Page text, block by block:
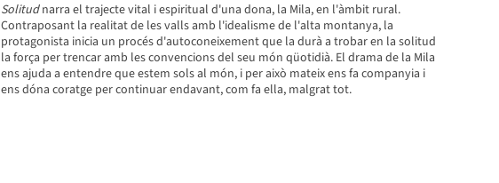
Solitudnarra el trajecte vital i espiritual d'una dona, la Mila, en l'àmbit rural.
Contraposant la realitat de les valls amb l'idealisme de l'alta montanya, la
protagonista inicia un procés d'autoconeixement que la durà a trobar en la solitud
la força per trencar amb les convencions del seu món qüotidià. El drama de la Mila
ens ajuda a entendre que estem sols al món, i per això mateix ens fa companyia i
ens dóna coratge per continuar endavant, com fa ella, malgrat tot.